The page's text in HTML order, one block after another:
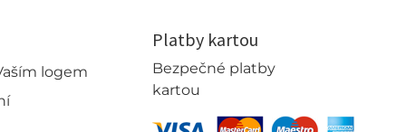
logem
Platby kartou
Bezpečné platby
kartou